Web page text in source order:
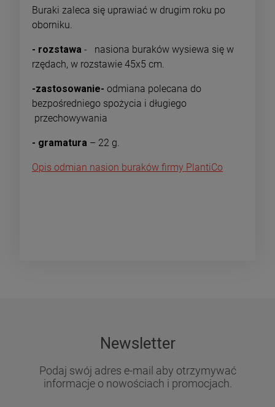
Buraki zaleca się uprawiać w drugim roku po
oborniku.
- rozstawa - nasiona buraków wysiewa się w
rzędach, w rozstawie 45x5 cm.
-zastosowanie- odmiana polecana do
bezpośredniego spożycia i długiego
przechowywania
- gramatura – 22 g.
Opis odmian nasion buraków firmy PlantiCo
Newsletter
Podaj swój adres e-mail aby otrzymywać
informacje o nowościach i promocjach.